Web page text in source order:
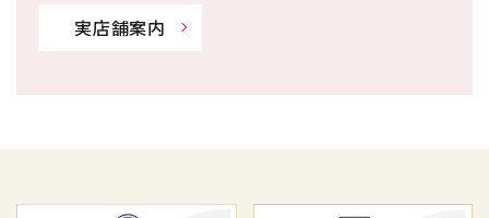
実店舗案内